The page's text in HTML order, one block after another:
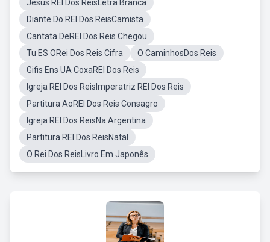
Jesus REI Dos ReisLetra Branca
Diante Do REI Dos ReisCamista
Cantata DeREI Dos Reis Chegou
Tu ES ORei Dos Reis Cifra
O CaminhosDos Reis
Gifis Ens UA CoxaREI Dos Reis
Igreja REI Dos ReisImperatriz REI Dos Reis
Partitura AoREI Dos Reis Consagro
Igreja REI Dos ReisNa Argentina
Partitura REI Dos ReisNatal
O Rei Dos ReisLivro Em Japonês